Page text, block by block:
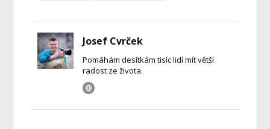
Josef Cvrček
Pomáhám desítkám tisíc lidí mít větší
radost ze života.